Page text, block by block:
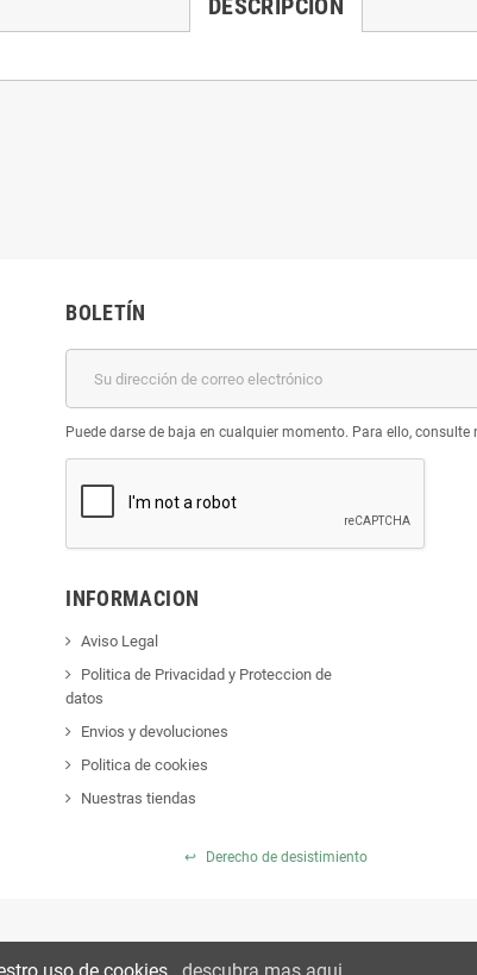
DESCRIPCIÓN
BOLETÍN
Puede darse de baja en cualquier momento. Para ello,
INFORMACION
Aviso Legal
Politica de Privacidad y Proteccion de
datos
Envios y devoluciones
Politica de cookies
Nuestras tiendas
↩ Derecho de desistimiento